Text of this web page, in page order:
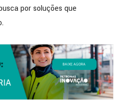
por soluções que